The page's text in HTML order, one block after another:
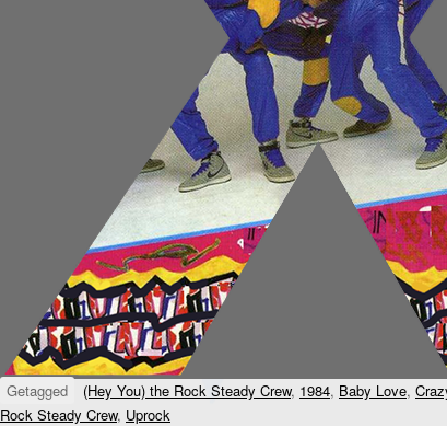
Getagged (Hey You) the Rock Steady Crew, 1984, Baby Love,
Rock Steady Crew, Uprock